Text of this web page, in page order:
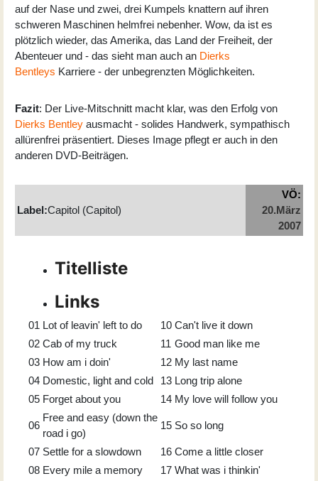
auf der Nase und zwei, drei Kumpels knattern auf ihren
schweren Maschinen helmfrei nebenher. Wow, da ist es
plötzlich wieder, das Amerika, das Land der Freiheit, der
Abenteuer und - das sieht man auch an Dierks
Bentleys Karriere - der unbegrenzten Möglichkeiten.
Fazit: Der Live-Mitschnitt macht klar, was den Erfolg von
Dierks Bentley ausmacht - solides Handwerk, sympathisch
allürenfrei präsentiert. Dieses Image pflegt er auch in den
anderen DVD-Beiträgen.
Label:Capitol (Capitol)
VÖ:
20.März
2007
Titelliste
Links
01 Lot of leavin' left to do 10 Can't live it down
02 Cab of my truck 11 Good man like me
03 How am i doin' 12 My last name
04 Domestic, light and cold 13 Long trip alone
05 Forget about you 14 My love will follow you
06
Free and easy (down the
road i go)
15 So so long
07 Settle for a slowdown 16 Come a little closer
08 Every mile a memory 17 What was i thinkin'